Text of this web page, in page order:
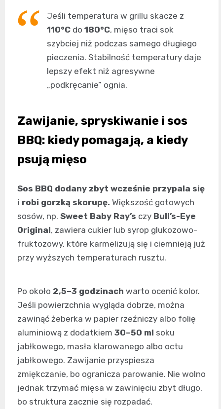
Jeśli temperatura w grillu skacze z
110°C do 180°C, mięso traci sok
szybciej niż podczas samego długiego
pieczenia. Stabilność temperatury daje
lepszy efekt niż agresywne
„podkręcanie” ognia.
Zawijanie, spryskiwanie i sos
BBQ: kiedy pomagają, a kiedy
psują mięso
Sos BBQ dodany zbyt wcześnie przypala się
i robi gorzką skorupę. Większość gotowych
sosów, np. Sweet Baby Ray’s czy Bull’s-Eye
Original, zawiera cukier lub syrop glukozowo-
fruktozowy, które karmelizują się i ciemnieją już
przy wyższych temperaturach rusztu.
Po około 2,5–3 godzinach warto ocenić kolor.
Jeśli powierzchnia wygląda dobrze, można
zawinąć żeberka w papier rzeźniczy albo folię
aluminiową z dodatkiem 30–50 ml soku
jabłkowego, masła klarowanego albo octu
jabłkowego. Zawijanie przyspiesza
zmiękczanie, bo ogranicza parowanie. Nie wolno
jednak trzymać mięsa w zawinięciu zbyt długo,
bo struktura zacznie się rozpadać.